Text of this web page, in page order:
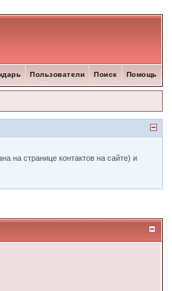
Помощь
Поиск
Пользователи
на странице контактов на сайте) и